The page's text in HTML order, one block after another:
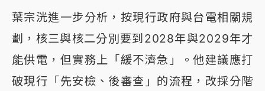
葉宗洸進一步分析，按現行政府與台電相關規
劃，核三與核二分別要到2028年與2029年才
能供電，但實務上「緩不濟急」。他建議應打
破現行「先安檢、後審查」的流程，改採分階